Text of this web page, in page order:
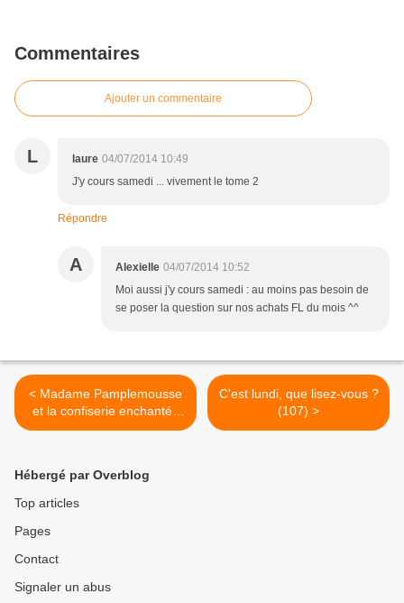
Commentaires
Ajouter un commentaire
L laure 04/07/2014 10:49
J'y cours samedi ... vivement le tome 2
Répondre
A Alexielle 04/07/2014 10:52
Moi aussi j'y cours samedi : au moins pas besoin de
se poser la question sur nos achats FL du mois ^^
< Madame Pamplemousse
et la confiserie enchantée
de Rupert KINGFISHER
C'est lundi, que lisez-vous ?
(107) >
Hébergé par Overblog
Top articles
Pages
Contact
Signaler un abus